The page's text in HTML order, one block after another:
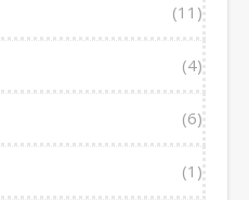
(11)
(4)
(6)
(1)